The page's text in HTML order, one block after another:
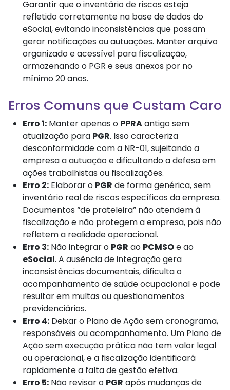
Garantir que o inventário de riscos esteja
refletido corretamente na base de dados do
eSocial, evitando inconsistências que possam
gerar notificações ou autuações. Manter arquivo
organizado e acessível para fiscalização,
armazenando o PGR e seus anexos por no
mínimo 20 anos.
Erros Comuns que Custam Caro
Erro 1: Manter apenas o PPRAantigo sem
atualização para PGR. Isso caracteriza
desconformidade com a NR-01, sujeitando a
empresa a autuação e dificultando a defesa em
ações trabalhistas ou fiscalizações.
Erro 2: Elaborar o PGR de forma genérica, sem
inventário real de riscos específicos da empresa.
Documentos “de prateleira” não atendem à
fiscalização e não protegem a empresa, pois não
refletem a realidade operacional.
Erro 3: Não integrar o PGR ao PCMSOe ao
eSocial. A ausência de integração gera
inconsistências documentais, dificulta o
acompanhamento de saúde ocupacional e pode
resultar em multas ou questionamentos
previdenciários.
Erro 4: Deixar o Plano de Ação sem cronograma,
responsáveis ou acompanhamento. Um Plano de
Ação sem execução prática não tem valor legal
ou operacional, e a fiscalização identificará
rapidamente a falta de gestão efetiva.
Erro 5: Não revisar o PGR após mudanças de